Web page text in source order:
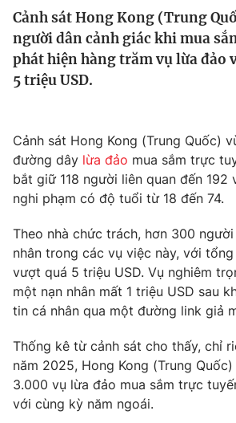
Thế giới
Tin tức
Thế giới đó đây
Kinh tế
Thị trường
Góc doanh nghiệp
Truyền hình
Phim VTV
Hậu trường
Nhân vật
Khán giả
Giải trí
Điện ảnh
Âm nhạc
Sao
Đời sống
Du lịch
Làm đẹp
Chất lượng cuộc sống
Giáo dục
Tuyển sinh
Học trực tuyến
Công nghệ
Hitech Công nghệ tương lai
Sản phẩm
Giao lưu trực tuyến
Cảnh sát Hong Kong (Trung
người dân cảnh giác khi mua
phát hiện hàng trăm vụ lừa đảo
5 triệu USD.
Cảnh sát Hong Kong (Trung Quốc)
đường dây lừa đảo mua sắm trực
bắt giữ 118 người liên quan đến 192
nghi phạm có độ tuổi từ 18 đến 74.
Theo nhà chức trách, hơn 300
nhân trong các vụ việc này, với
vượt quá 5 triệu USD. Vụ nghiêm
một nạn nhân mất 1 triệu USD sau
tin cá nhân qua một đường link giả
Thống kê từ cảnh sát cho thấy, chỉ
năm 2025, Hong Kong (Trung
3.000 vụ lừa đảo mua sắm trực
với cùng kỳ năm ngoái.